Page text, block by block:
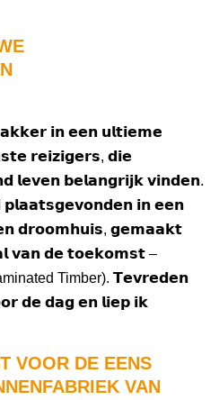
𝗶𝗻 𝗲𝗲𝗻 𝘂𝗹𝘁𝗶𝗲𝗺𝗲
𝗿𝗲𝗶𝘇𝗶𝗴𝗲𝗿𝘀, 𝗱𝗶𝗲
𝗯𝗲𝗹𝗮𝗻𝗴𝗿𝗶𝗷𝗸 𝘃𝗶𝗻𝗱𝗲𝗻.
𝗽𝗹𝗮𝗮𝘁𝘀𝗴𝗲𝘃𝗼𝗻𝗱𝗲𝗻 𝗶𝗻 𝗲𝗲𝗻
𝗱𝗿𝗼𝗼𝗺𝗵𝘂𝗶𝘀, 𝗴𝗲𝗺𝗮𝗮𝗸𝘁
𝘃𝗮𝗻 𝗱𝗲 𝘁𝗼𝗲𝗸𝗼𝗺𝘀𝘁 –
Timber). 𝗧𝗲𝘃𝗿𝗲𝗱𝗲𝗻
𝗱𝗲 𝗱𝗮𝗴 𝗲𝗻 𝗹𝗶𝗲𝗽 𝗶𝗸
VOOR DE EENS
VAN